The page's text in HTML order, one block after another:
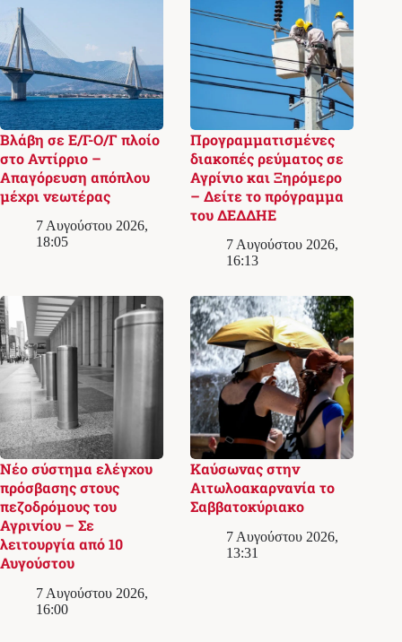
Βλάβη σε Ε/Γ-Ο/Γ πλοίο
στο Αντίρριο –
Απαγόρευση απόπλου
μέχρι νεωτέρας
7 Αυγούστου 2026,
18:05
Προγραμματισμένες
διακοπές ρεύματος σε
Αγρίνιο και Ξηρόμερο
– Δείτε το πρόγραμμα
του ΔΕΔΔΗΕ
7 Αυγούστου 2026,
16:13
Νέο σύστημα ελέγχου
πρόσβασης στους
πεζοδρόμους του
Αγρινίου – Σε
λειτουργία από 10
Αυγούστου
7 Αυγούστου 2026,
16:00
Καύσωνας στην
Αιτωλοακαρνανία το
Σαββατοκύριακο
7 Αυγούστου 2026,
13:31